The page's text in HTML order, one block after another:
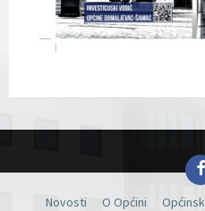
Novosti O Općini